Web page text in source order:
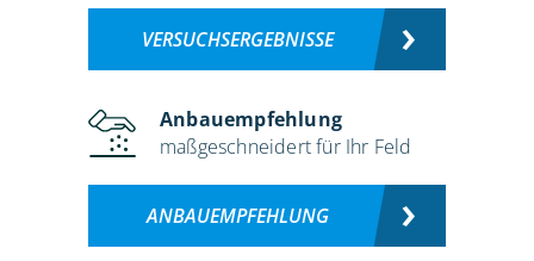
VERSUCHSERGEBNISSE
Anbauempfehlung
maßgeschneidert für Ihr Feld
ANBAUEMPFEHLUNG